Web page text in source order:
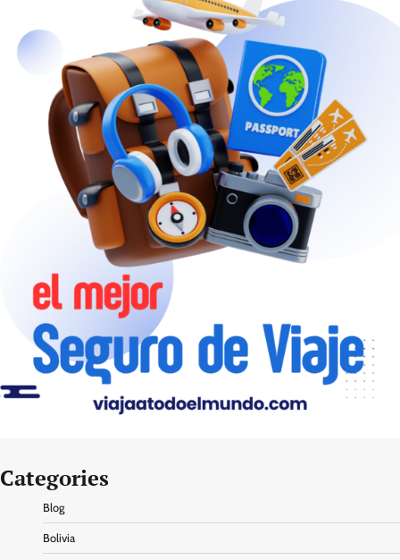
Categories
Blog
Bolivia